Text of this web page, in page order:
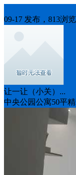
09-17 发布，813浏览
让一让（小关）...
中央公园公寓50平